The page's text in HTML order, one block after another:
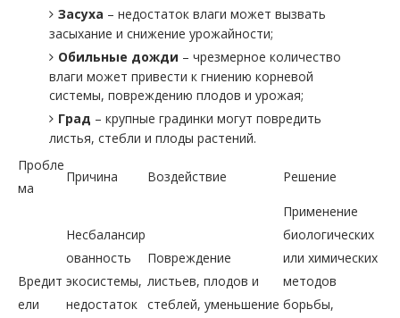
Засуха – недостаток влаги может вызвать
засыхание и снижение урожайности;
Обильные дожди – чрезмерное количество
влаги может привести к гниению корневой
системы, повреждению плодов и урожая;
Град – крупные градинки могут повредить
листья, стебли и плоды растений.
Пробле
ма
Причина Воздействие Решение
Вредит
ели
Несбалансир
ованность
экосистемы,
недостаток
Повреждение
листьев, плодов и
стеблей, уменьшение
Применение
биологических
или химических
методов
борьбы,